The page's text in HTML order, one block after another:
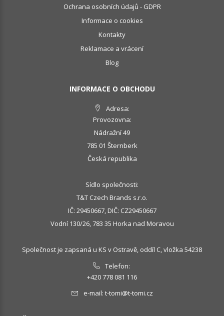
Ochrana osobních údajů - GDPR
Informace o cookies
Kontakty
Reklamace a vrácení
Blog
INFORMACE O OBCHODU
Adresa:
Provozovna:
Nádražní 49
785 01 Šternberk
Česká republika
Sídlo společnosti:
T&T Czech Brands s.r.o.
IČ: 29450667, DIČ: CZ29450667
Vodní 130/26, 783 35 Horka nad Moravou
Společnost je zapsaná u KS v Ostravě, oddíl C, vložka 54238
Telefon:
+420 778 081 116
e-mail: t-tomi@t-tomi.cz